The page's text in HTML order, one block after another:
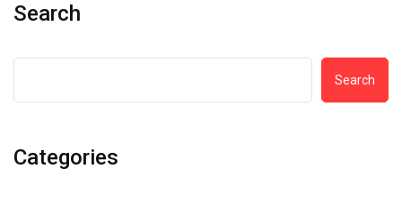
Search
Search
Categories